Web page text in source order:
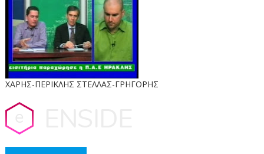
ΧΑΡΗΣ-ΠΕΡΙΚΛΗΣ ΣΤΕΛΛΑΣ-ΓΡΗΓΟΡΗΣ